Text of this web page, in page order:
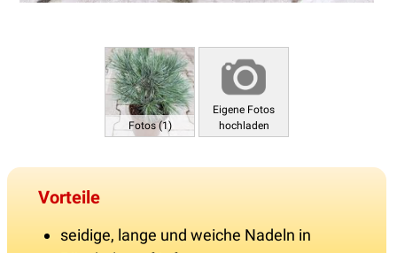
Fotos (1)
Eigene Fotos
hochladen
Vorteile
seidige, lange und weiche Nadeln in